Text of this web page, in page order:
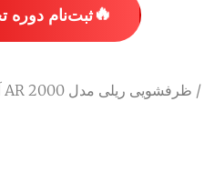
🔥ثبت‌نام
/ ظرفشویی ریلی مدل AR 2000 آریستارکو